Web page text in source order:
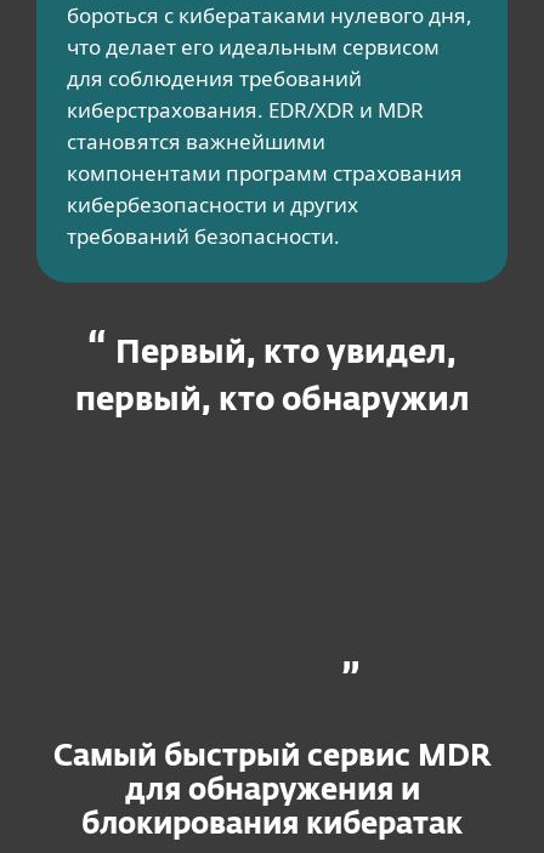
бороться с кибератаками нулевого дня,
что делает его идеальным сервисом
для соблюдения требований
киберстрахования. EDR/XDR и MDR
становятся важнейшими
компонентами программ страхования
кибербезопасности и других
требований безопасности.​
Первый, кто увидел,
первый, кто обнаружил
Самый быстрый сервис MDR
для обнаружения и
блокирования кибератак